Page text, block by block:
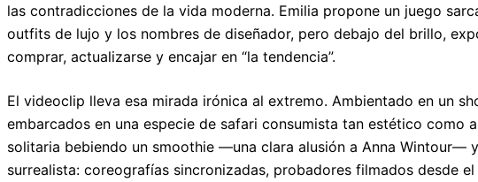
las contradicciones de la vida moderna. Emilia propone un juego
outfits de lujo y los nombres de diseñador, pero debajo del brillo,
comprar, actualizarse y encajar en “la tendencia”.
El videoclip lleva esa mirada irónica al extremo. Ambientado en un
embarcados en una especie de safari consumista tan estético como
solitaria bebiendo un smoothie —una clara alusión a Anna Wintour—
surrealista: coreografías sincronizadas, probadores filmados desde